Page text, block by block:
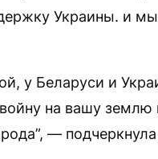
Украины. и
у Беларуси и
на вашу
—